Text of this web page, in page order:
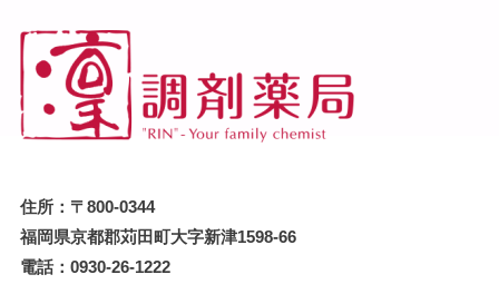
住所：〒800-0344
福岡県京都郡苅田町大字新津1598-66
電話：0930-26-1222